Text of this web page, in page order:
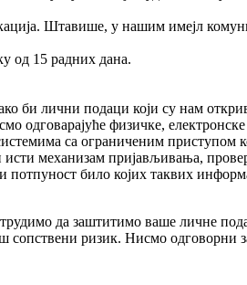
Штавише, у нашим имејл
од 15 радних дана.
би лични подаци који су нам
одговарајуће физичке,
са ограниченим приступом
исти механизам пријављивања,
потпуност било којих таквих
да заштитимо ваше личне
сопствени ризик. Нисмо